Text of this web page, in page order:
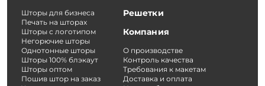
Шторы для бизнеса
Печать на шторах
Шторы с логотипом
Негорючие шторы
Однотонные шторы
Шторы 100% блэкаут
Шторы оптом
Пошив штор на заказ
Решетки
Компания
О производстве
Контроль качества
Требования к макетам
Доставка и оплата